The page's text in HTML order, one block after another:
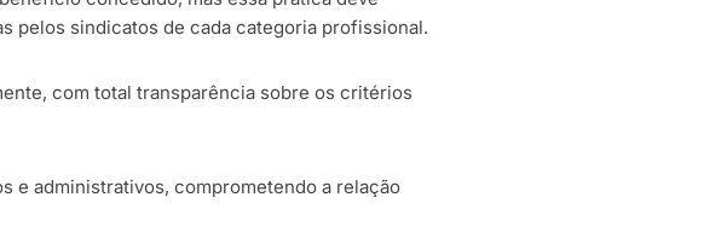
pelos sindicatos de cada categoria profissional.
com total transparência sobre os critérios
e administrativos, comprometendo a relação